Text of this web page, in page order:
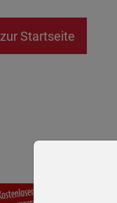
Startseite